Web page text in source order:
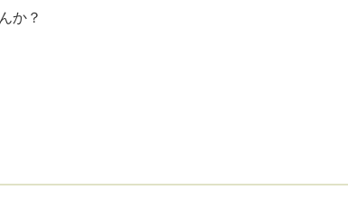
か？